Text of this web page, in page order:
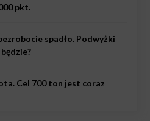
pkt.
spadło. Podwyżki
Cel 700 ton jest coraz